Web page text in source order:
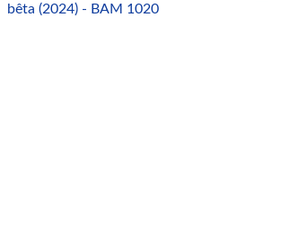
bêta (2024) - BAM 1020